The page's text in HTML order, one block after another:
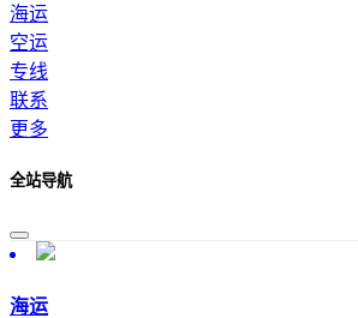
海运
空运
专线
联系
更多
全站导航
海运